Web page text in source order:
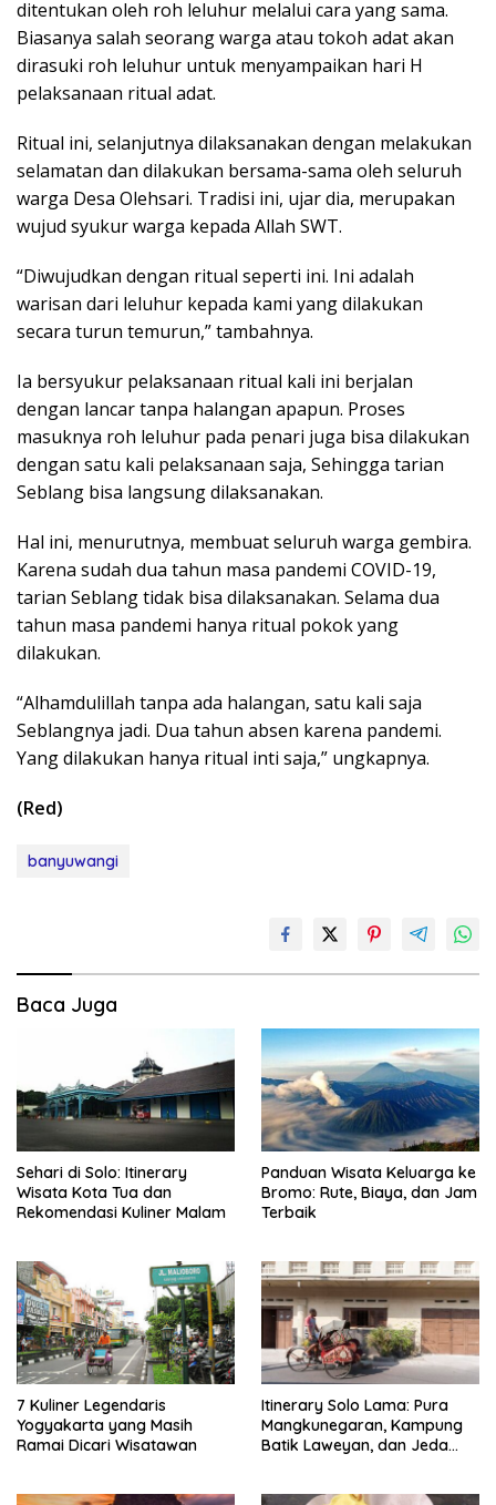
ditentukan oleh roh leluhur melalui cara yang sama.
Biasanya salah seorang warga atau tokoh adat akan
dirasuki roh leluhur untuk menyampaikan hari H
pelaksanaan ritual adat.
Ritual ini, selanjutnya dilaksanakan dengan melakukan
selamatan dan dilakukan bersama-sama oleh seluruh
warga Desa Olehsari. Tradisi ini, ujar dia, merupakan
wujud syukur warga kepada Allah SWT.
“Diwujudkan dengan ritual seperti ini. Ini adalah
warisan dari leluhur kepada kami yang dilakukan
secara turun temurun,” tambahnya.
Ia bersyukur pelaksanaan ritual kali ini berjalan
dengan lancar tanpa halangan apapun. Proses
masuknya roh leluhur pada penari juga bisa dilakukan
dengan satu kali pelaksanaan saja, Sehingga tarian
Seblang bisa langsung dilaksanakan.
Hal ini, menurutnya, membuat seluruh warga gembira.
Karena sudah dua tahun masa pandemi COVID-19,
tarian Seblang tidak bisa dilaksanakan. Selama dua
tahun masa pandemi hanya ritual pokok yang
dilakukan.
“Alhamdulillah tanpa ada halangan, satu kali saja
Seblangnya jadi. Dua tahun absen karena pandemi.
Yang dilakukan hanya ritual inti saja,” ungkapnya.
(Red)
banyuwangi
Baca Juga
Sehari di Solo: Itinerary
Wisata Kota Tua dan
Rekomendasi Kuliner Malam
Panduan Wisata Keluarga ke
Bromo: Rute, Biaya, dan Jam
Terbaik
7 Kuliner Legendaris
Yogyakarta yang Masih
Ramai Dicari Wisatawan
Itinerary Solo Lama: Pura
Mangkunegaran, Kampung
Batik Laweyan, dan Jeda